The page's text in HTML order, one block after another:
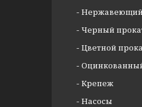
Черный
Цветной
Крепеж
Насосы